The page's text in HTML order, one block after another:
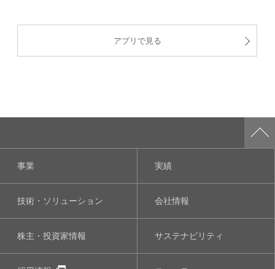
アプリで見る
事業 実績
技術・ソリューション 会社情報
株主・投資家情報 サステナビリティ